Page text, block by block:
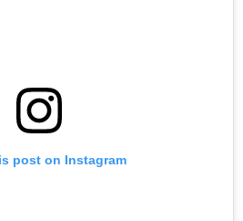
post on Instagram